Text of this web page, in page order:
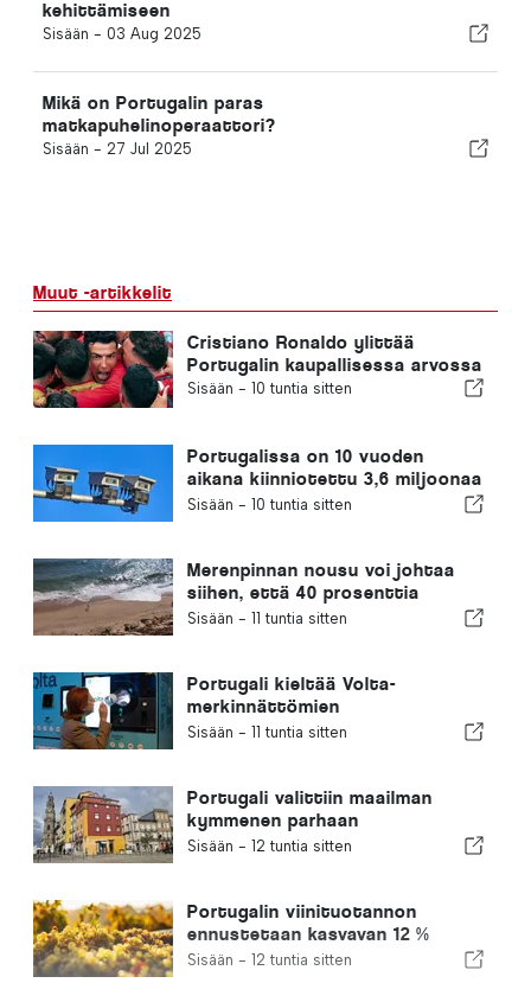
kehittämiseen
Sisään - 03 Aug 2025
Mikä on Portugalin paras
matkapuhelinoperaattori?
Sisään - 27 Jul 2025
Muut -artikkelit
Cristiano Ronaldo ylittää
Portugalin kaupallisessa arvossa
Sisään - 10 tuntia sitten
Portugalissa on 10 vuoden
aikana kiinniotettu 3,6 miljoonaa
ylinopeutta ajanutta kuljettajaa
Sisään - 10 tuntia sitten
Merenpinnan nousu voi johtaa
siihen, että 40 prosenttia
Portugalin rannoista katoaa
Sisään - 11 tuntia sitten
Portugali kieltää Volta-
merkinnättömien
kertakäyttöisten
Sisään - 11 tuntia sitten
Portugali valittiin maailman
kymmenen parhaan
ulkomaalaisten asuinmaan
Sisään - 12 tuntia sitten
Portugalin viinituotannon
ennustetaan kasvavan 12 %
tämän sadon aikana
Sisään - 12 tuntia sitten